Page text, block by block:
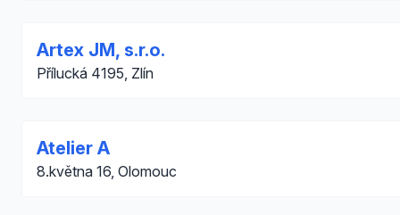
Artex JM, s.r.o.
Přílucká 4195, Zlín
Atelier A
8.května 16, Olomouc